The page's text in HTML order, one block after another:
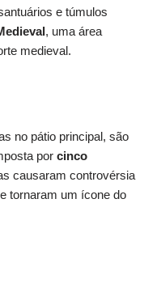
e túmulos
, uma área
medieval.
no pátio principal, são
por cinco
causaram controvérsia
tornaram um ícone do